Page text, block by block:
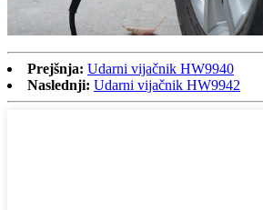
Prejšnja: Udarni vijačnik HW9940
Naslednji: Udarni vijačnik HW9942